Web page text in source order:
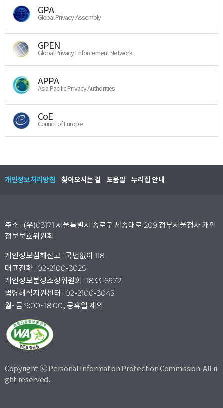
GPA
Global Privacy Assembly
GPEN
Global Privacy Enforcement Network
APPA
Asia Pacific Privacy Authorities
CoE
Council of Europe
개인정보처리방침 찾아오시는 길 도움말 누리집 안내
주소 : (우)03171 서울특별시 종로구 세종대로 209 정부서울청사 개인
정보보호위원회
개인정보침해신고 : 국번없이 118
대표전화 : 02-2100-3025
개인정보분쟁조정위원회 : 1833-6972
법령해석지원센터 : 02-2100-3043
월~금 9:00~18:00, 공휴일 제외
Copyright ⓒ Personal Information Protection Commission. All ri
ght reserved.